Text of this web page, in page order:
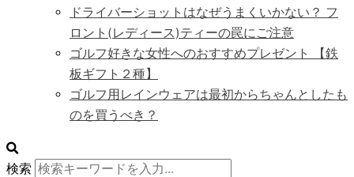
ドライバーショットはなぜうまくいかない？ フ
ロント(レディース)ティーの罠にご注意
ゴルフ好きな女性へのおすすめプレゼント 【鉄
板ギフト２種】
ゴルフ用レインウェアは最初からちゃんとしたも
のを買うべき？
検索